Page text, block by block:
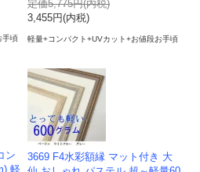
手頃
定価5,775円(内税)
3,455円(内税)
軽量+コンパクト+UVカット+お値段お手頃
ン
軽
3669 F4水彩額縁 マット付き 大